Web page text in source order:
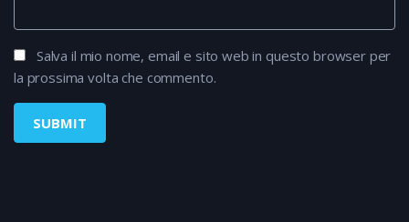
Salva il mio nome, email e sito web in questo browser per
la prossima volta che commento.